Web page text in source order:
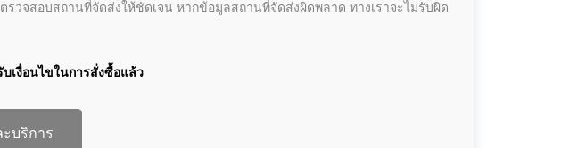
วจสอบสถานที่จัดส่งให้ชัดเจน หากข้อมูลสถานที่จัดส่งผิดพลาด ทางเราจะไม่รับผิด
เงื่อนไขในการสั่งซื้อแล้ว
บริการ